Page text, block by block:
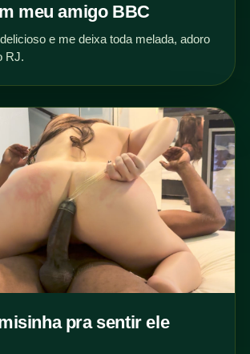
meu amigo BBC
e me deixa toda melada, adoro
RJ.
pra sentir ele